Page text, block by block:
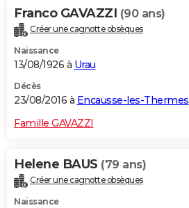
Franco GAVAZZI (90 ans)
Créer une cagnotte obsèques
Naissance
13/08/1926 à Urau
Décès
23/08/2016 à Encausse-les-Thermes
Famille GAVAZZI
Helene BAUS (79 ans)
Créer une cagnotte obsèques
Naissance